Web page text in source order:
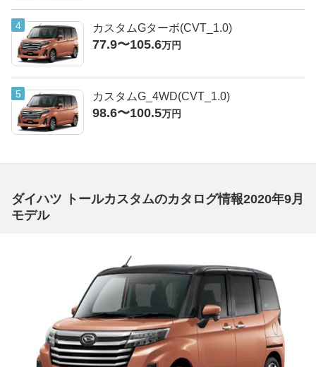
カスタムGターボ(CVT_1.0)
77.9〜105.6万円
カスタムG_4WD(CVT_1.0)
98.6〜100.5万円
ダイハツ トールカスタムのカタログ情報2020年9月
モデル